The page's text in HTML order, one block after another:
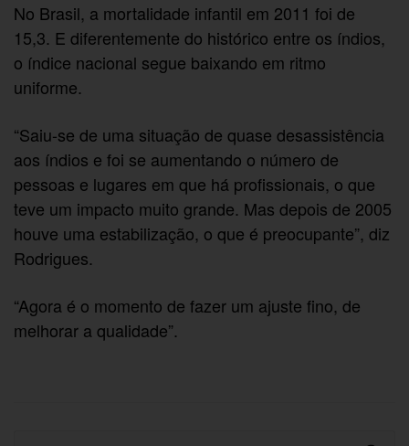
No Brasil, a mortalidade infantil em 2011 foi de
15,3. E diferentemente do histórico entre os índios,
o índice nacional segue baixando em ritmo
uniforme.
“Saiu-se de uma situação de quase desassistência
aos índios e foi se aumentando o número de
pessoas e lugares em que há profissionais, o que
teve um impacto muito grande. Mas depois de 2005
houve uma estabilização, o que é preocupante”, diz
Rodrigues.
“Agora é o momento de fazer um ajuste fino, de
melhorar a qualidade”.